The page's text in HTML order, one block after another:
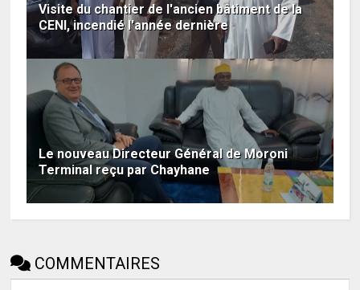
Visite du chantier de l'ancien bâtiment de la
CENI, incendié l'année dernière
Le nouveau Directeur Général de Moroni
Terminal reçu par Chayhane
COMMENTAIRES